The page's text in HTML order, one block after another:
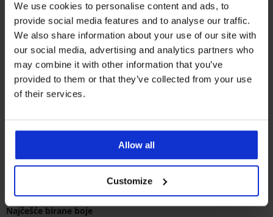
We use cookies to personalise content and ads, to
provide social media features and to analyse our traffic.
We also share information about your use of our site with
our social media, advertising and analytics partners who
may combine it with other information that you’ve
provided to them or that they’ve collected from your use
of their services.
Allow all
Customize
Sportski grudnjak Freya High
Octane
90,99 €
68,24 €KodALL25
Sportski grudnjak Freya
Spacer 3D Sonic
Popust
34,80 € Prvobitna cijena
86,99 €
Najpopularniji brendovi
Rosme Jadea
Najčešće birane boje